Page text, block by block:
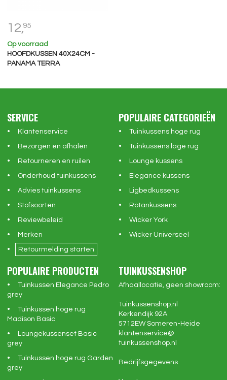
12,95
Op voorraad
HOOFDKUSSEN 40X24CM -
PANAMA TERRA
SERVICE
Klantenservice
Bezorgen en afhalen
Retourneren en ruilen
Onderhoud tuinkussens
Advies tuinkussens
Stofsoorten
Reviewbeleid
Merken
Retourmelding starten
POPULAIRE CATEGORIEËN
Tuinkussens hoge rug
Tuinkussens lage rug
Lounge kussens
Elegance kussens
Ligbedkussens
Rotankussens
Wicker York
Wicker Universeel
POPULAIRE PRODUCTEN
Tuinkussen Elegance Pedro
grey
Tuinkussen hoge rug
Madison Basic
Loungekussenset Basic
grey
Tuinkussen hoge rug Garden
grey
TUINKUSSENSHOP
Afhaallocatie, geen showroom:
Tuinkussenshop.nl
Kerkendijk 92A
5712EW Someren-Heide
klantenservice@
tuinkussenshop.nl
Bedrijfsgegevens